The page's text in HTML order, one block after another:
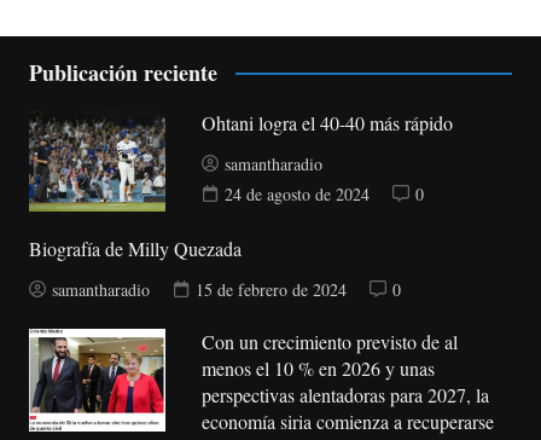
Publicación reciente
Ohtani logra el 40-40 más rápido
samantharadio
24 de agosto de 2024
0
Biografía de Milly Quezada
samantharadio 15 de febrero de 2024 0
Con un crecimiento previsto de al
menos el 10 % en 2026 y unas
perspectivas alentadoras para 2027, la
economía siria comienza a recuperarse